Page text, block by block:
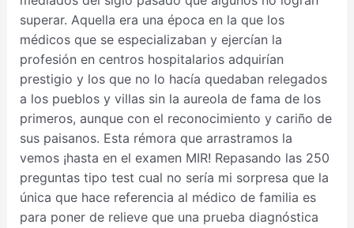
superar. Aquella era una época en la que los
médicos que se especializaban y ejercían la
profesión en centros hospitalarios adquirían
prestigio y los que no lo hacía quedaban relegados
a los pueblos y villas sin la aureola de fama de los
primeros, aunque con el reconocimiento y cariño de
sus paisanos. Esta rémora que arrastramos la
vemos ¡hasta en el examen MIR! Repasando las 250
preguntas tipo test cual no sería mi sorpresa que la
única que hace referencia al médico de familia es
para poner de relieve que una prueba diagnóstica